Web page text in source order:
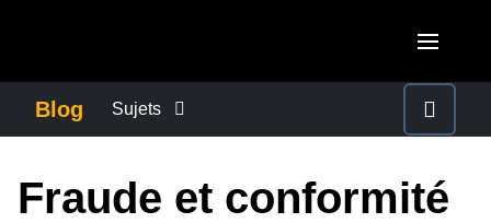
Canada (English)
Blog Sujets
Fraude et conformité